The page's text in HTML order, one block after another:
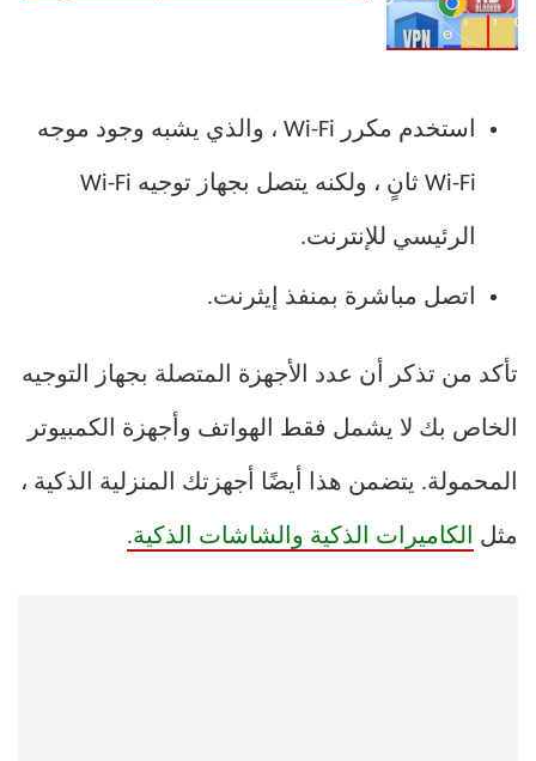
استخدم مكرر Wi-Fi ، والذي يشبه وجود موجه
Wi-Fi ثانٍ ، ولكنه يتصل بجهاز توجيه Wi-Fi
الرئيسي للإنترنت.
اتصل مباشرة بمنفذ إيثرنت.
تأكد من تذكر أن عدد الأجهزة المتصلة بجهاز التوجيه
الخاص بك لا يشمل فقط الهواتف وأجهزة الكمبيوتر
المحمولة. يتضمن هذا أيضًا أجهزتك المنزلية الذكية ،
مثل الكاميرات الذكية والشاشات الذكية.